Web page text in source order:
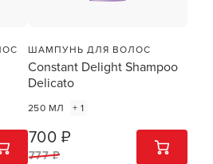
ШТ
ШАМПУНЬ ДЛЯ ВОЛОС
Constant Delight Shampoo
Delicato
250 МЛ + 1
700 ₽
777 ₽
1 ШТ